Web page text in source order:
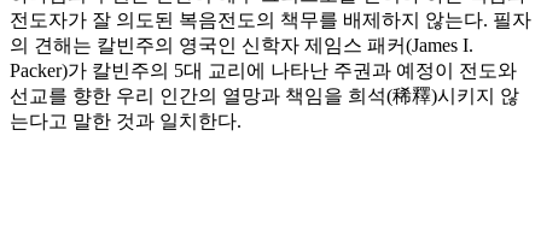
전도자가 잘 의도된 복음전도의 책무를 배제하지 않는다. 필자
의 견해는 칼빈주의 영국인 신학자 제임스 패커(James I.
Packer)가 칼빈주의 5대 교리에 나타난 주권과 예정이 전도와
선교를 향한 우리 인간의 열망과 책임을 희석(稀釋)시키지 않
는다고 말한 것과 일치한다.